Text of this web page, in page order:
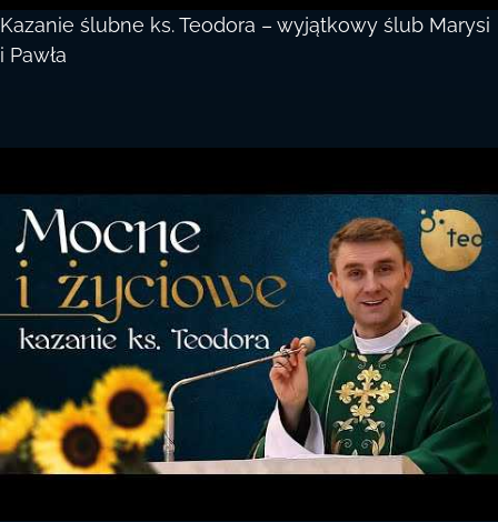
Kazanie ślubne ks. Teodora – wyjątkowy ślub Marysi
i Pawła